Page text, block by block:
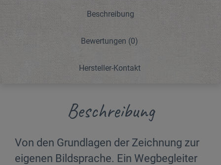
Beschreibung
Bewertungen (0)
Hersteller-Kontakt
Beschreibung
Von den Grundlagen der Zeichnung zur
eigenen Bildsprache. Ein Wegbegleiter